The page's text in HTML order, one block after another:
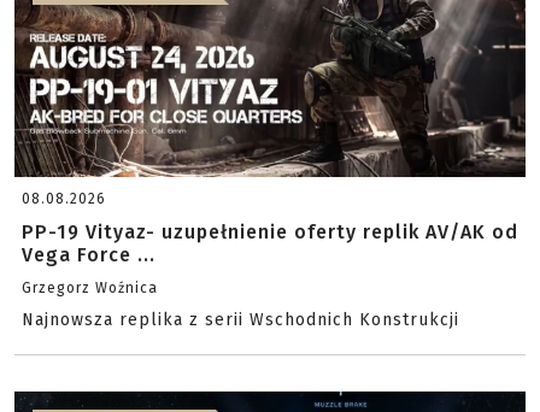
08.08.2026
PP-19 Vityaz- uzupełnienie oferty replik AV/AK od
Vega Force ...
Grzegorz Woźnica
Najnowsza replika z serii Wschodnich Konstrukcji